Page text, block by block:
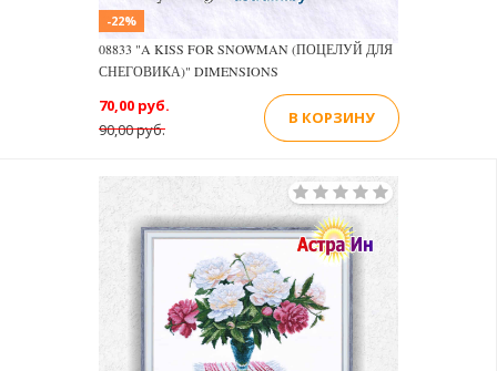
-22%
08833 "A KISS FOR SNOWMAN (ПОЦЕЛУЙ ДЛЯ
СНЕГОВИКА)" DIMENSIONS
90,00 руб.
70,00 руб.
В КОРЗИНУ